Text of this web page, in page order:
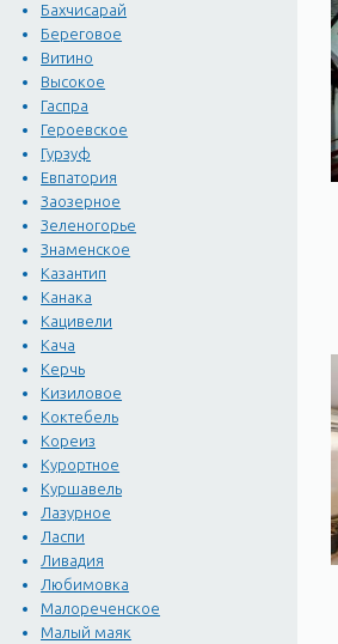
Бахчисарай
Береговое
Витино
Высокое
Гаспра
Героевское
Гурзуф
Евпатория
Заозерное
Зеленогорье
Знаменское
Казантип
Канака
Кацивели
Кача
Керчь
Кизиловое
Коктебель
Кореиз
Курортное
Куршавель
Лазурное
Ласпи
Ливадия
Любимовка
Малореченское
Малый маяк